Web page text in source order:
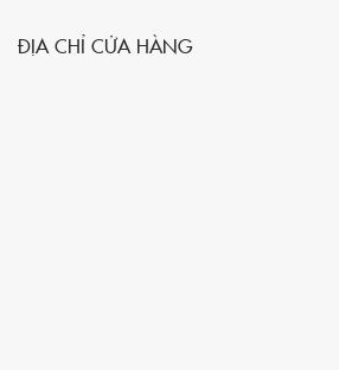
ĐỊA CHỈ CỬA HÀNG